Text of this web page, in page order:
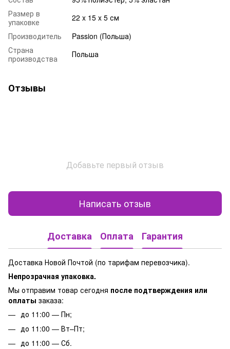
Размер в
упаковке
22 x 15 x 5 см
Производитель
Passion (Польша)
Страна
производства
Польша
Отзывы
Добавьте первый отзыв
Написать отзыв
Доставка Оплата Гарантия
Доставка Новой Почтой (по тарифам перевозчика).
Непрозрачная упаковка.
Мы отправим товар сегодня после подтверждения или
оплаты заказа:
до 11:00 — Пн;
до 11:00 — Вт–Пт;
до 11:00 — Сб.